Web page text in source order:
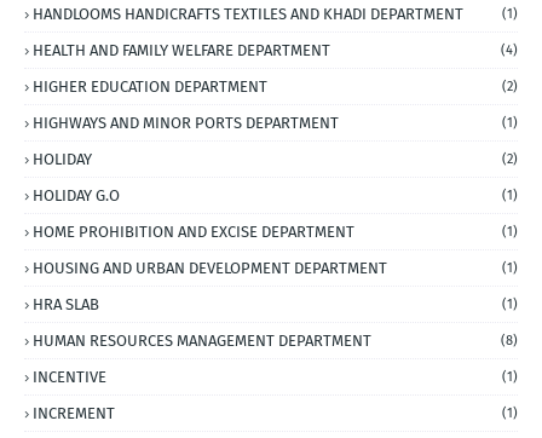
HANDLOOMS HANDICRAFTS TEXTILES AND KHADI DEPARTMENT (1)
HEALTH AND FAMILY WELFARE DEPARTMENT (4)
HIGHER EDUCATION DEPARTMENT (2)
HIGHWAYS AND MINOR PORTS DEPARTMENT (1)
HOLIDAY (2)
HOLIDAY G.O (1)
HOME PROHIBITION AND EXCISE DEPARTMENT (1)
HOUSING AND URBAN DEVELOPMENT DEPARTMENT (1)
HRA SLAB (1)
HUMAN RESOURCES MANAGEMENT DEPARTMENT (8)
INCENTIVE (1)
INCREMENT (1)